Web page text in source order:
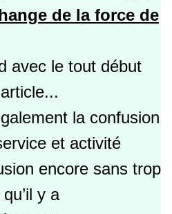
de la force de
avec le tout début
la confusion
et activité
encore sans trop
y a